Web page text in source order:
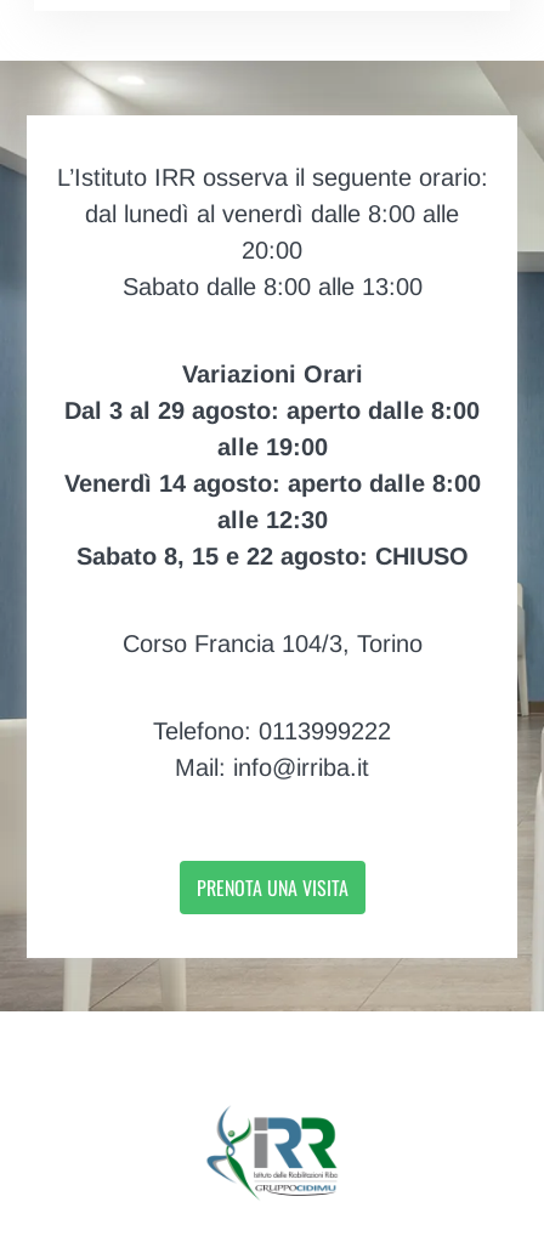
L’Istituto IRR osserva il seguente orario:
dal lunedì al venerdì dalle 8:00 alle
20:00
Sabato dalle 8:00 alle 13:00
Variazioni Orari
Dal 3 al 29 agosto: aperto dalle 8:00
alle 19:00
Venerdì 14 agosto: aperto dalle 8:00
alle 12:30
Sabato 8, 15 e 22 agosto: CHIUSO
Corso Francia 104/3, Torino
Telefono: 0113999222
Mail: info@irriba.it
PRENOTA UNA VISITA